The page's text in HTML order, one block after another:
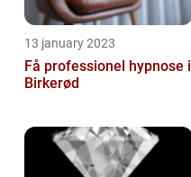
13 january 2023
Få professionel hypnose i
Birkerød